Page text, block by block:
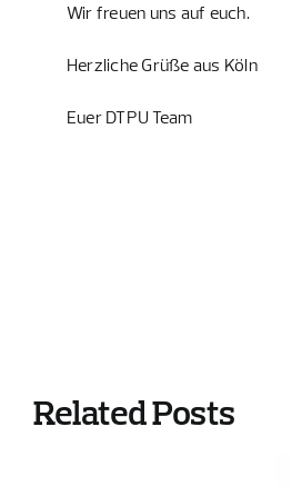
Wir freuen uns auf euch.
Herzliche Grüße aus Köln
Euer DTPU Team
Related Posts